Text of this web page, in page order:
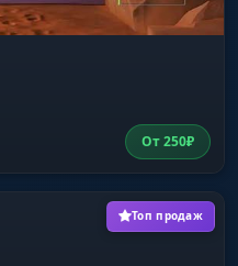
От250₽
Топ продаж